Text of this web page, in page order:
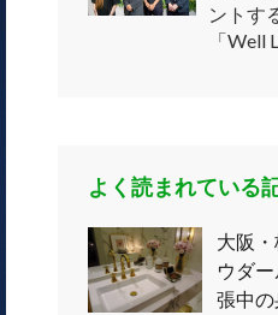
ントす
「Well
よく読まれている
大阪
ウダ
張中